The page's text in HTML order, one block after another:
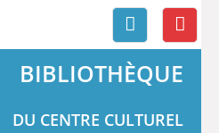
BIBLIOTHÈQUE
DU CENTRE CULTUREL